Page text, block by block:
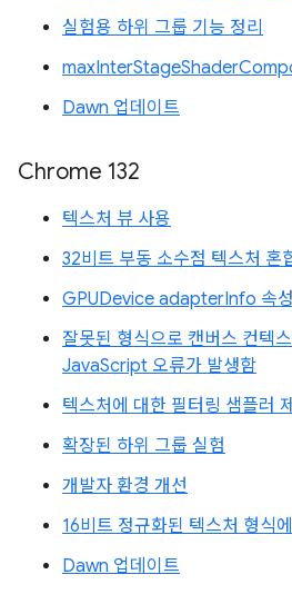
실험용 하위 그룹 기능 정리
Dawn 업데이트
Chrome 132
텍스처 뷰 사용
32비트 부동 소수점 텍스처 혼
GPUDevice adapterInfo 속성
잘못된 형식으로 캔버스 컨텍
JavaScript 오류가 발생함
텍스처에 대한 필터링 샘플러
확장된 하위 그룹 실험
개발자 환경 개선
16비트 정규화된 텍스처 형식
Dawn 업데이트